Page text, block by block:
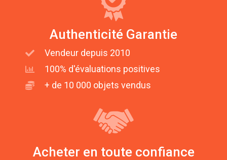
Authenticité Garantie
Vendeur depuis 2010
100% d'évaluations positives
+ de 10 000 objets vendus
Acheter en toute confiance